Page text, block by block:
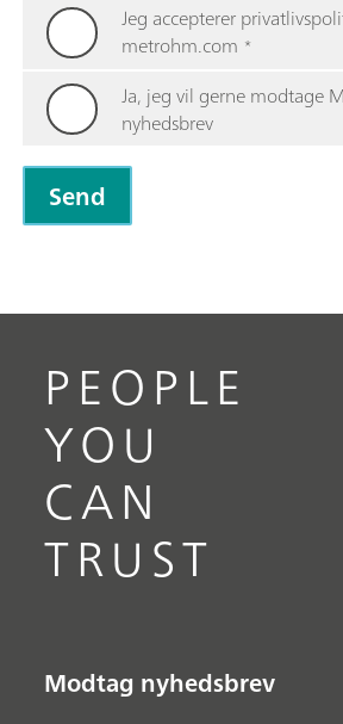
Jeg accepterer
metrohm.com *
Ja, jeg vil gerne modtage
nyhedsbrev
PEOPLE
YOU
CAN
TRUST
Modtag nyhedsbrev